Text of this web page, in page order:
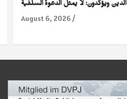
الدين ويؤكدون: لا يمثل الدعوة السلفية
August 6, 2026